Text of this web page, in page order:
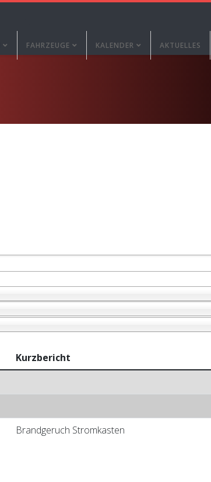
FAHRZEUGE KALENDER AKTUELLES
Kurzbericht
Brandgeruch Stromkasten